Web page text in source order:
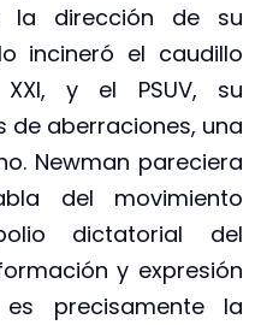
la dirección de su
incineró el caudillo
y el PSUV, su
de aberraciones, una
Newman pareciera
del movimiento
dictatorial del
y expresión
precisamente la